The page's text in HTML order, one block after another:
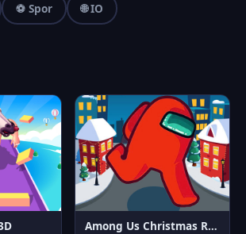
⚽ Spor 🌐 IO
Among Us Christmas Run